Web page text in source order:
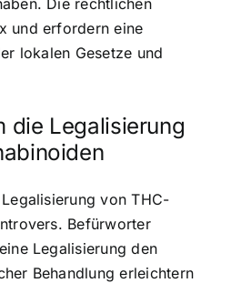
Die rechtlichen
und erfordern eine
lokalen Gesetze und
die Legalisierung
von THC-
Befürworter
Legalisierung den
Behandlung erleichtern